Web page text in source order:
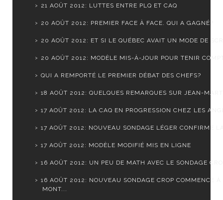
21 AOÛT 2012: LUTTES ENTRE PLQ ET CAQ
20 AOÛT 2012: PREMIER FACE À FACE. QUI A GAGNÉ?
20 AOÛT 2012: ET SI LE QUÉBEC AVAIT UN MODE DE
20 AOÛT 2012: MODÈLE MIS-À-JOUR POUR TENIR
QUI A REMPORTÉ LE PREMIER DÉBAT DES CHEFS?
18 AOÛT 2012: QUELQUES REMARQUES SUR JEAN-
17 AOÛT 2012: LA CAQ EN PROGRESSION CHEZ LES
17 AOÛT 2012: NOUVEAU SONDAGE LÉGER CONFIRME
17 AOÛT 2012: MODÈLE MODIFIÉ MIS EN LIGNE
16 AOÛT 2012: UN PEU DE MATH AVEC LE SONDAGE
16 AOÛT 2012: NOUVEAU SONDAGE CROP COMMENCE À
MONT...